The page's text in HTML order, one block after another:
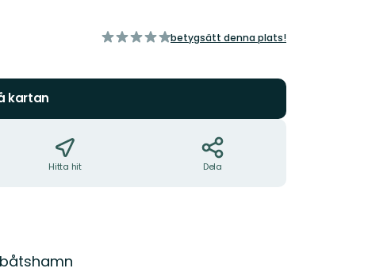
av
betygsätt denna plats!
kartan
Hitta hit Dela